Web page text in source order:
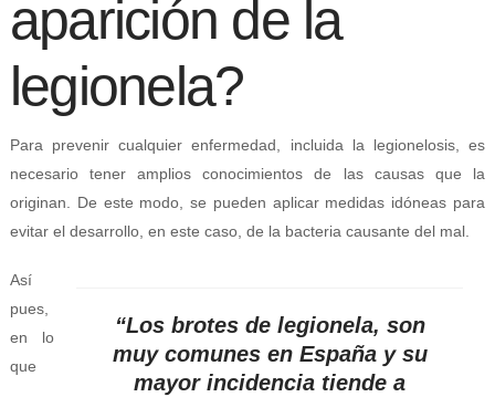
aparición de la
legionela?
Para prevenir cualquier enfermedad, incluida la legionelosis, es
necesario tener amplios conocimientos de las causas que la
originan. De este modo, se pueden aplicar medidas idóneas para
evitar el desarrollo, en este caso, de la bacteria causante del mal.
“Los brotes de legionela, son
muy comunes en España y su
mayor incidencia tiende a
Así
pues,
en lo
que